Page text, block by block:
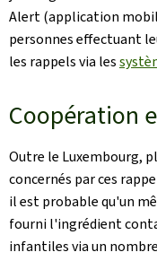
Alert (application
personnes effectuant
les rappels via les
Coopération
Outre le Luxembourg,
concernés par ces
il est probable qu'un
fourni l'ingrédient
infantiles via un